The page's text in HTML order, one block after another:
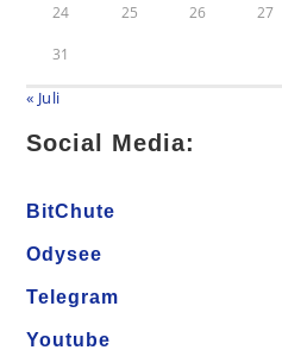
24 25 26 27
31
« Juli
Social Media:
BitChute
Odysee
Telegram
Youtube